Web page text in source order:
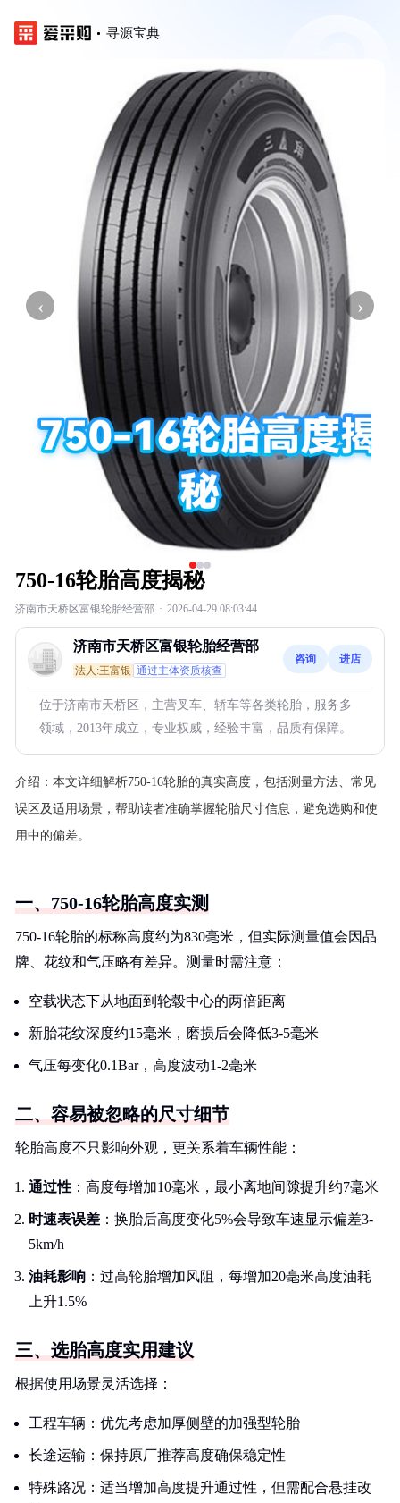
寻源宝典
‹ ›
750-16轮胎高度揭秘
济南市天桥区富银轮胎经营部 · 2026-04-29 08:03:44
济南市天桥区富银轮胎经营部
法人:王富银 通过主体资质核查
咨询 进店
位于济南市天桥区，主营叉车、轿车等各类轮胎，服务多
领域，2013年成立，专业权威，经验丰富，品质有保障。
介绍： 本文详细解析750-16轮胎的真实高度，包括测量方法、常见
误区及适用场景，帮助读者准确掌握轮胎尺寸信息，避免选购和使
用中的偏差。
一、750-16轮胎高度实测
750-16轮胎的标称高度约为830毫米，但实际测量值会因品
牌、花纹和气压略有差异。测量时需注意：
空载状态下从地面到轮毂中心的两倍距离
新胎花纹深度约15毫米，磨损后会降低3-5毫米
气压每变化0.1Bar，高度波动1-2毫米
二、容易被忽略的尺寸细节
轮胎高度不只影响外观，更关系着车辆性能：
通过性 ：高度每增加10毫米，最小离地间隙提升约7毫米
时速表误差 ：换胎后高度变化5%会导致车速显示偏差3-
5km/h
油耗影响 ：过高轮胎增加风阻，每增加20毫米高度油耗
上升1.5%
三、选胎高度实用建议
根据使用场景灵活选择：
工程车辆：优先考虑加厚侧壁的加强型轮胎
长途运输：保持原厂推荐高度确保稳定性
特殊路况：适当增加高度提升通过性，但需配合悬挂改